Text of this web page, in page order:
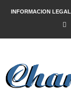
INFORMACION LEGAL